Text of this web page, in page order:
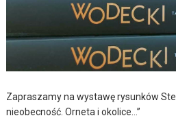
Zapraszamy na wystawę rysunków
nieobecność. Orneta i okolice…”